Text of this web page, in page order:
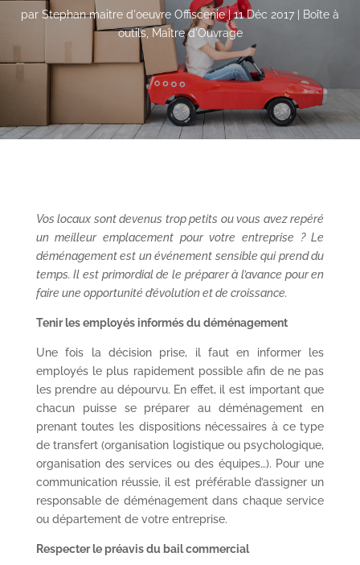
par Stephan maitre d'oeuvre Offiscenie|11 Déc 2017
Boîte à
outils, Maître d'Ouvrage
Vos locaux sont devenus trop petits ou vous avez repéré
un meilleur emplacement pour votre entreprise ? Le
déménagement est un événement sensible qui prend du
temps. Il est primordial de le préparer à l’avance pour en
faire une opportunité d’évolution et de croissance.
Tenir les employés informés du déménagement
Une fois la décision prise, il faut en informer les
employés le plus rapidement possible afin de ne pas
les prendre au dépourvu. En effet, il est important que
chacun puisse se préparer au déménagement en
prenant toutes les dispositions nécessaires à ce type
de transfert (organisation logistique ou psychologique,
organisation des services ou des équipes…). Pour une
communication réussie, il est préférable d’assigner un
responsable de déménagement dans chaque service
ou département de votre entreprise.
Respecter le préavis du bail commercial